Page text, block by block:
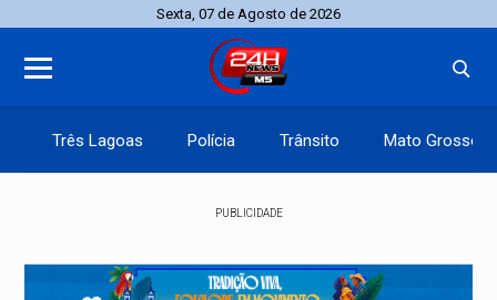
Sexta, 07 de Agosto de 2026
Três Lagoas Polícia Trânsito Mato Grosso
PUBLICIDADE